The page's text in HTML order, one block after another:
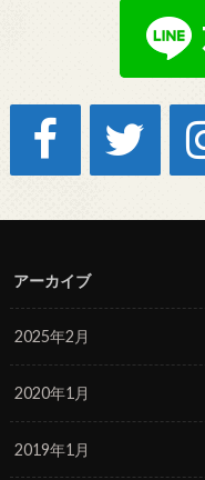
アーカイブ
2025年2月
2020年1月
2019年1月